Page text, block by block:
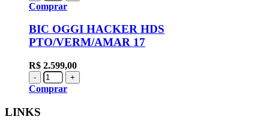
Comprar
BIC OGGI HACKER HDS
PTO/VERM/AMAR 17
R$ 2.599,00
- +
Comprar
LINKS